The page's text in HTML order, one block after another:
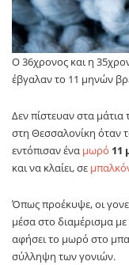
Ο 36χρονος και η
έβγαλαν το 11 μηνών
Δεν πίστευαν στα
στη Θεσσαλονίκη όταν
εντόπισαν ένα μωρό 11
και να κλαίει, σε
Όπως προέκυψε, οι
μέσα στο διαμέρισμα με
αφήσει το μωρό στο
σύλληψη των γονιών.